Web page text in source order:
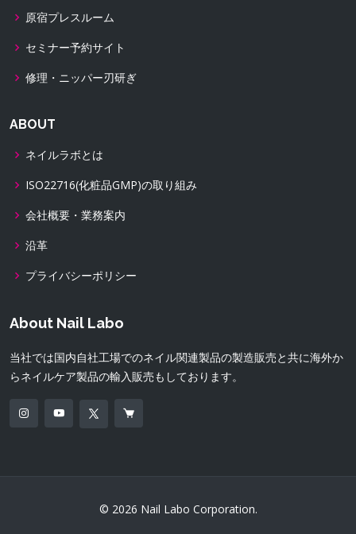
原宿プレスルーム
セミナー予約サイト
修理・ニッパー刃研ぎ
ABOUT
ネイルラボとは
ISO22716(化粧品GMP)の取り組み
会社概要・業務案内
沿革
プライバシーポリシー
About Nail Labo
当社では国内自社工場でのネイル関連製品の製造販売と共に海外か
らネイルケア製品の輸入販売もしております。
© 2026 Nail Labo Corporation.